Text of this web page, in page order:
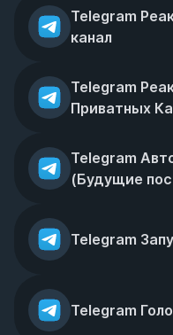
Telegram
канал
Telegram
Приватных
Telegram
(Будущие
Telegram
Telegram